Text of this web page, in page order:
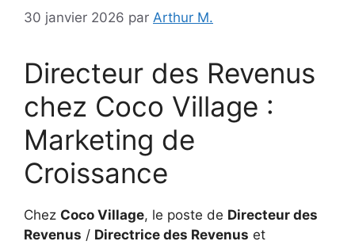
30 janvier 2026 par Arthur M.
Directeur des Revenus
chez Coco Village :
Marketing de
Croissance
Chez Coco Village, le poste de Directeur des
Revenus / Directrice des Revenus et